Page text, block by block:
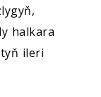
halkara
ileri